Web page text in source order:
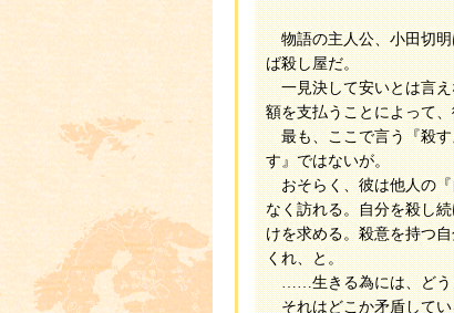
物語の主人公、小田切明
ば殺し屋だ。
一見決して安いとは言え
額を支払うことによって
最も、ここで言う『殺す
す』ではないが。
おそらく、彼は他人の『
なく訪れる。自分を殺し
けを求める。殺意を持つ
くれ、と。
……生きる為には、どう
それはどこか矛盾してい